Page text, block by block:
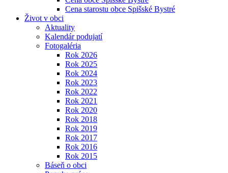
Cena starostu obce Spišské Bystré
Život v obci
Aktuality
Kalendár podujatí
Fotogaléria
Rok 2026
Rok 2025
Rok 2024
Rok 2023
Rok 2022
Rok 2021
Rok 2020
Rok 2018
Rok 2019
Rok 2017
Rok 2016
Rok 2015
Báseň o obci